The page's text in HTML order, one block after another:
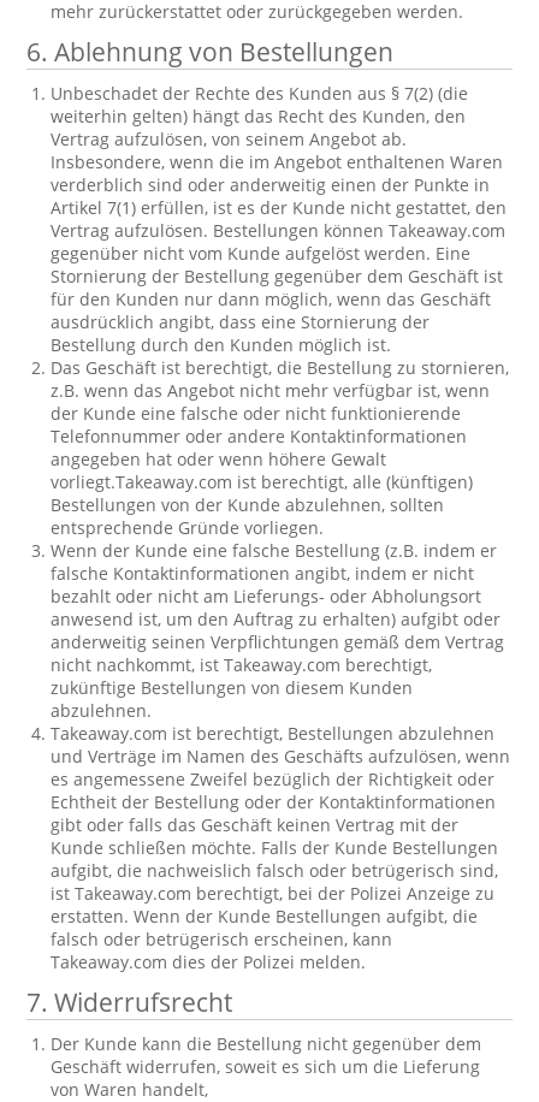
mehr zurückerstattet oder zurückgegeben werden.
6. Ablehnung von Bestellungen
Unbeschadet der Rechte des Kunden aus § 7(2) (die
weiterhin gelten) hängt das Recht des Kunden, den
Vertrag aufzulösen, von seinem Angebot ab.
Insbesondere, wenn die im Angebot enthaltenen Waren
verderblich sind oder anderweitig einen der Punkte in
Artikel 7(1) erfüllen, ist es der Kunde nicht gestattet, den
Vertrag aufzulösen. Bestellungen können Takeaway.com
gegenüber nicht vom Kunde aufgelöst werden. Eine
Stornierung der Bestellung gegenüber dem Geschäft ist
für den Kunden nur dann möglich, wenn das Geschäft
ausdrücklich angibt, dass eine Stornierung der
Bestellung durch den Kunden möglich ist.
Das Geschäft ist berechtigt, die Bestellung zu stornieren,
z.B. wenn das Angebot nicht mehr verfügbar ist, wenn
der Kunde eine falsche oder nicht funktionierende
Telefonnummer oder andere Kontaktinformationen
angegeben hat oder wenn höhere Gewalt
vorliegt.Takeaway.com ist berechtigt, alle (künftigen)
Bestellungen von der Kunde abzulehnen, sollten
entsprechende Gründe vorliegen.
Wenn der Kunde eine falsche Bestellung (z.B. indem er
falsche Kontaktinformationen angibt, indem er nicht
bezahlt oder nicht am Lieferungs- oder Abholungsort
anwesend ist, um den Auftrag zu erhalten) aufgibt oder
anderweitig seinen Verpflichtungen gemäß dem Vertrag
nicht nachkommt, ist Takeaway.com berechtigt,
zukünftige Bestellungen von diesem Kunden
abzulehnen.
Takeaway.com ist berechtigt, Bestellungen abzulehnen
und Verträge im Namen des Geschäfts aufzulösen, wenn
es angemessene Zweifel bezüglich der Richtigkeit oder
Echtheit der Bestellung oder der Kontaktinformationen
gibt oder falls das Geschäft keinen Vertrag mit der
Kunde schließen möchte. Falls der Kunde Bestellungen
aufgibt, die nachweislich falsch oder betrügerisch sind,
ist Takeaway.com berechtigt, bei der Polizei Anzeige zu
erstatten. Wenn der Kunde Bestellungen aufgibt, die
falsch oder betrügerisch erscheinen, kann
Takeaway.com dies der Polizei melden.
7. Widerrufsrecht
Der Kunde kann die Bestellung nicht gegenüber dem
Geschäft widerrufen, soweit es sich um die Lieferung
von Waren handelt,